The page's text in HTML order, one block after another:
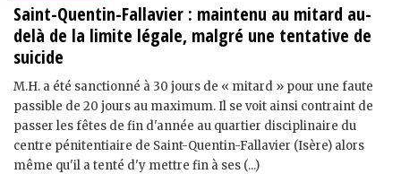
Saint-Quentin-Fallavier : maintenu au mitard au-
delà de la limite légale, malgré une tentative de
suicide
M.H. a été sanctionné à 30 jours de « mitard » pour une faute
passible de 20 jours au maximum. Il se voit ainsi contraint de
passer les fêtes de fin d'année au quartier disciplinaire du
centre pénitentiaire de Saint-Quentin-Fallavier (Isère) alors
même qu'il a tenté d'y mettre fin à ses (...)